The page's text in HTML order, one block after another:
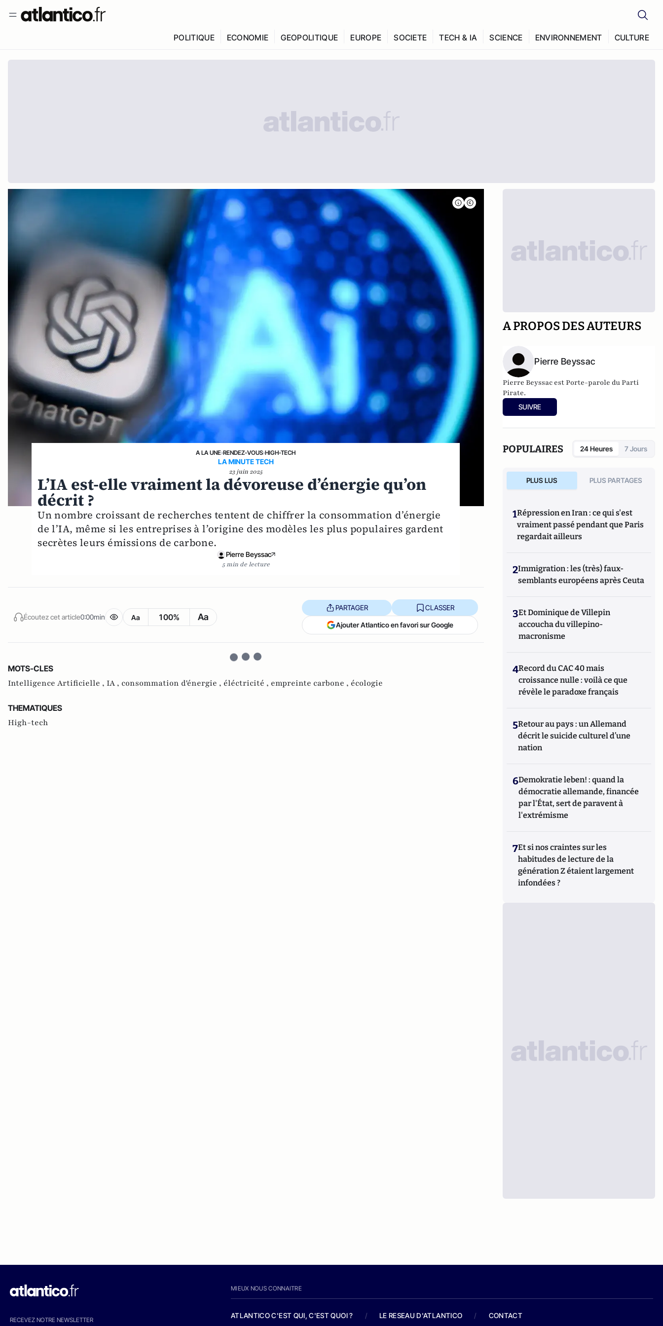
POLITIQUE ECONOMIE GEOPOLITIQUE EUROPE SOCIETE TECH & IA SCIENCE ENVIRONNEMENT CULTURE
A LA UNE›RENDEZ-VOUS›HIGH-TECH
LA MINUTE TECH
23 juin 2025
L’IA est-elle vraiment la dévoreuse d’énergie qu’on
décrit ?
Un nombre croissant de recherches tentent de chiffrer la consommation d’énergie
de l’IA, même si les entreprises à l’origine des modèles les plus populaires gardent
secrètes leurs émissions de carbone.
Pierre Beyssac
5 min de lecture
Écoutez cet article0:00min Aa 100% Aa
PARTAGER CLASSER
Ajouter Atlantico en favori sur Google
MOTS-CLES
Intelligence Artificielle , IA , consommation d'énergie , éléctricité , empreinte carbone , écologie
THEMATIQUES
High-tech
A PROPOS DES AUTEURS
Pierre Beyssac
Pierre Beyssac est Porte-parole duParti
Pirate.
SUIVRE
POPULAIRES 24 Heures 7 Jours
PLUS LUS PLUS PARTAGES
1Répression en Iran : ce qui s'est
vraiment passé pendant que Paris
regardait ailleurs
2Immigration : les (très) faux-
semblants européens après Ceuta
3Et Dominique de Villepin
accoucha du villepino-
macronisme
4Record du CAC 40 mais
croissance nulle : voilà ce que
révèle le paradoxe français
5Retour au pays : un Allemand
décrit le suicide culturel d’une
nation
6Demokratie leben! : quand la
démocratie allemande, financée
par l'État, sert de paravent à
l'extrémisme
7Et si nos craintes sur les
habitudes de lecture de la
génération Z étaient largement
infondées ?
RECEVEZ NOTRE NEWSLETTER
MIEUX NOUS CONNAITRE
ATLANTICO C'EST QUI, C'EST QUOI ? / LE RESEAU D'ATLANTICO / CONTACT